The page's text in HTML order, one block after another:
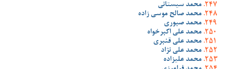
محمد سیستانی
محمد صالح موسی زاده
محمد صبوری
محمد علی اکبرخواه
محمد علی قنبری
محمد علی نژاد
محمد علیزاده